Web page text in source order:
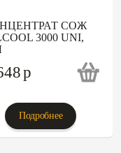
СОЖ
3000 UNI,
p
Подробнее